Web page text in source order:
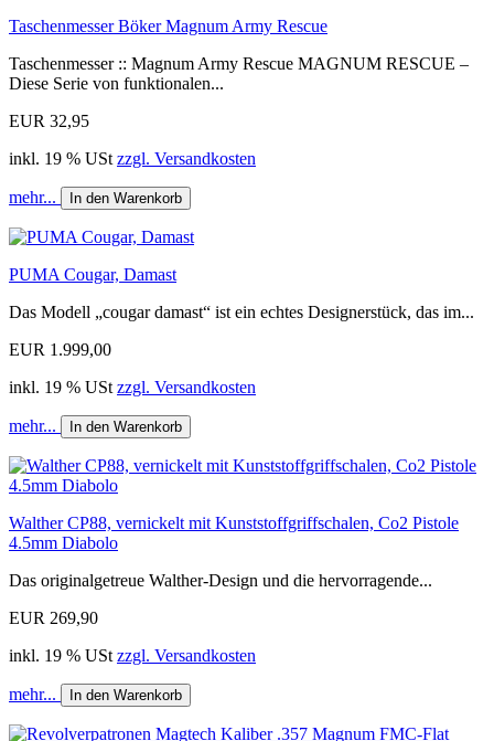
Taschenmesser Böker Magnum Army Rescue
Taschenmesser :: Magnum Army Rescue MAGNUM RESCUE –
Diese Serie von funktionalen...
EUR 32,95
inkl. 19 % USt zzgl. Versandkosten
mehr... In den Warenkorb
PUMA Cougar, Damast
Das Modell „cougar damast“ ist ein echtes Designerstück, das im...
EUR 1.999,00
inkl. 19 % USt zzgl. Versandkosten
mehr... In den Warenkorb
Walther CP88, vernickelt mit Kunststoffgriffschalen, Co2 Pistole
4.5mm Diabolo
Das originalgetreue Walther-Design und die hervorragende...
EUR 269,90
inkl. 19 % USt zzgl. Versandkosten
mehr... In den Warenkorb